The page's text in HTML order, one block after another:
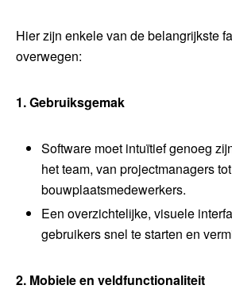
Hier zijn enkele van de belangrijkste
overwegen:
1. Gebruiksgemak
Software moet intuïtief genoeg
het team, van projectmanagers tot
bouwplaatsmedewerkers.
Een overzichtelijke, visuele
gebruikers snel te starten en
2. Mobiele en veldfunctionaliteit